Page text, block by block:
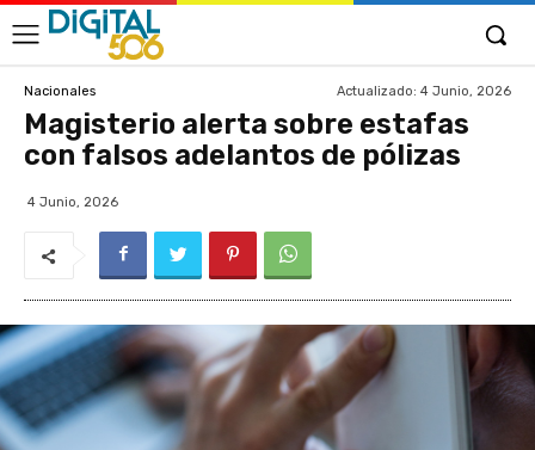
Nacionales Actualizado: 4 Junio, 2026
Magisterio alerta sobre estafas
con falsos adelantos de pólizas
4 Junio, 2026